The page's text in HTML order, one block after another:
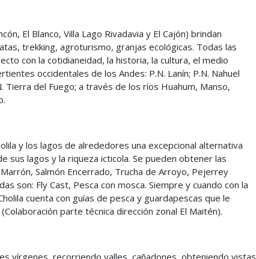
El Blanco, Villa Lago Rivadavia y El Cajón) brindan
trekking, agroturismo, granjas ecológicas. Todas las
con la cotidianeidad, la historia, la cultura, el medio
occidentales de los Andes: P.N. Lanín; P.N. Nahuel
Tierra del Fuego; a través de los ríos Huahum, Manso,
y los lagos de alrededores una excepcional alternativa
sus lagos y la riqueza icticola. Se pueden obtener las
Salmón Encerrado, Trucha de Arroyo, Pejerrey
son: Fly Cast, Pesca con mosca. Siempre y cuando con la
cuenta con guías de pesca y guardapescas que le
parte técnica dirección zonal El Maitén).
vírgenes, recorriendo valles, cañadones, obteniendo vistas